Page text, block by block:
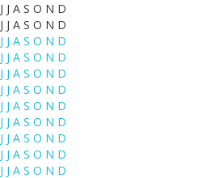
J J A S O N D
J J A S O N D
J J A S O N D
J J A S O N D
J J A S O N D
J J A S O N D
J J A S O N D
J J A S O N D
J J A S O N D
J J A S O N D
J J A S O N D